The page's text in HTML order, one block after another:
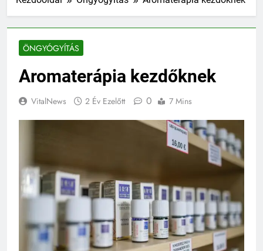
ÖNGYÓGYÍTÁS
Aromaterápia kezdőknek
VitalNews 2 Év Ezelőtt 0 7 Mins